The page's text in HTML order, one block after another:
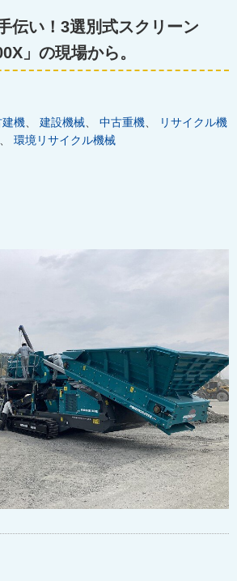
伝い！3選別式スクリーン
」の現場から。
建機 建設機械 中古重機
リサイクル機
環境リサイクル機械